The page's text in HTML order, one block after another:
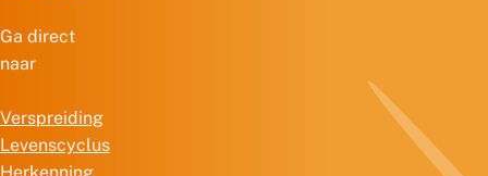
Ga direct
naar
Verspreiding
Levenscyclus
Herkenning